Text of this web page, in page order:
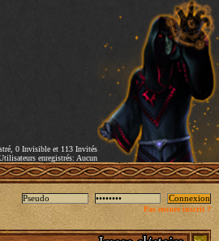
0 Invisible et 113 Invités
enregistrés: Aucun
Pas encore inscrit ?